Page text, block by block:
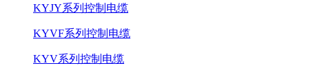
KYJY系列控制电缆
KYVF系列控制电缆
KYV系列控制电缆